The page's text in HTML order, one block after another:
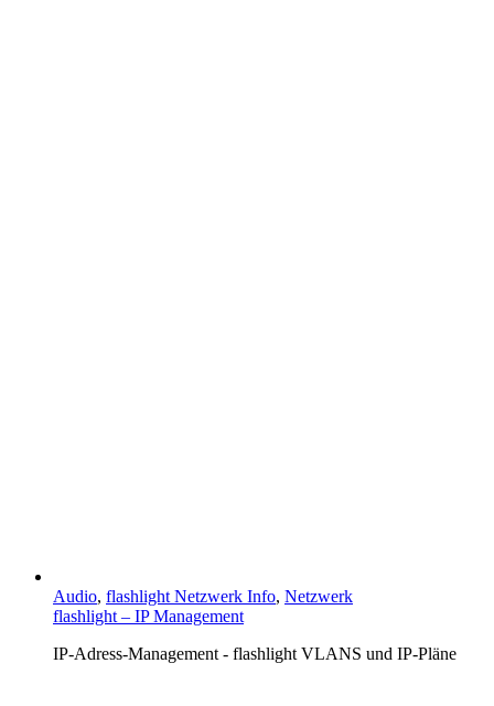
Audio, flashlight Netzwerk Info, Netzwerk
flashlight – IP Management
IP-Adress-Management - flashlight VLANS und IP-Pläne